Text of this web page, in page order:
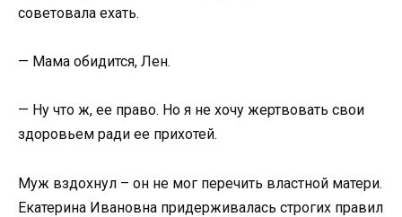
советовала ехать.
— Мама обидится, Лен.
— Ну что ж, ее право. Но я не хочу жертвовать свои
здоровьем ради ее прихотей.
Муж вздохнул – он не мог перечить властной матери.
Екатерина Ивановна придерживалась строгих правил